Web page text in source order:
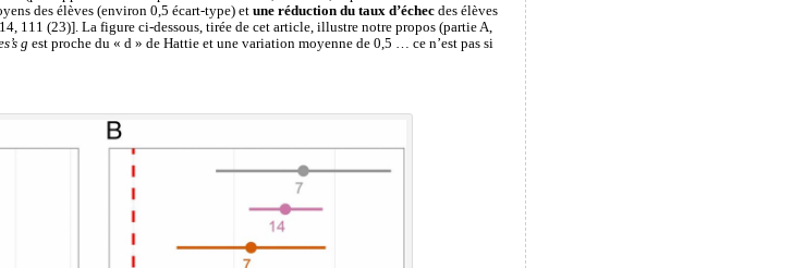
des élèves (environ 0,5 écart-type) et une réduction du taux d’échecdes élèves
111 (23)]. La figure ci-dessous, tirée de cet article, illustre notre propos (partie A,
g est proche du « d » de Hattie et une variation moyenne de 0,5 … ce n’est pas si